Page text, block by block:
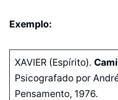
Exemplo:
XAVIER (Espírito).
Psicografado por
Pensamento, 1976.